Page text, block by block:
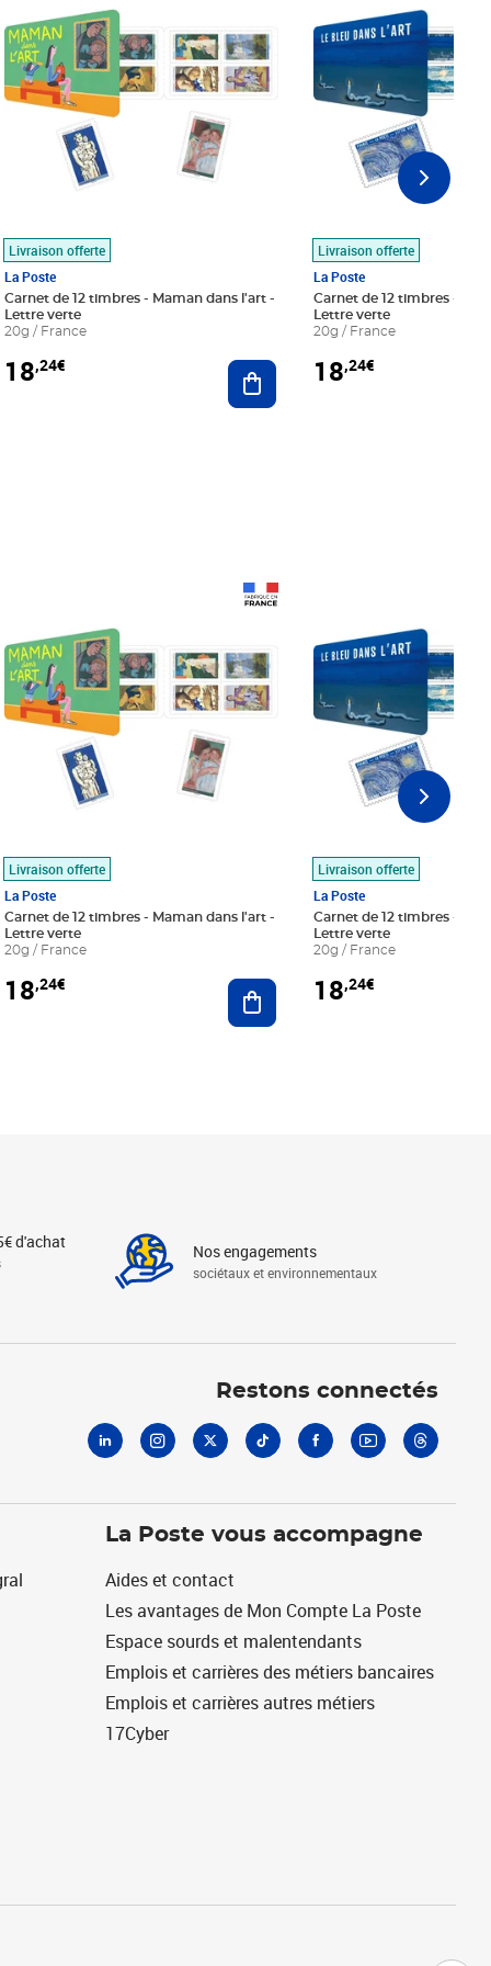
au panier
Livraison offerte
La Poste
Carnet de 12 timbres - Maman dans l'art -
Lettre verte
20g / France
18,24€ Ajouter au panier
Livraison offerte
La Poste
Carnet de 12 timbres - Le
Lettre verte
20g / France
18,24€
au panier
Livraison offerte
La Poste
Carnet de 12 timbres - Maman dans l'art -
Lettre verte
20g / France
18,24€ Ajouter au panier
Livraison offerte
La Poste
Carnet de 12 timbres - Le
Lettre verte
20g / France
18,24€
d'achat Nos engagements
sociétaux et environnementaux
Restons connectés
La Poste vous accompagne
Aides et contact
Les avantages de Mon Compte La Poste
Espace sourds et malentendants
Emplois et carrières des métiers bancaires
Emplois et carrières autres métiers
17Cyber